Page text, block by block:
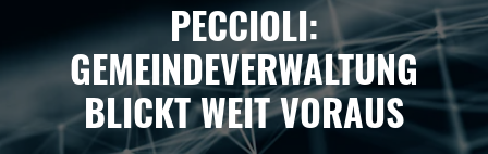
PECCIOLI:
GEMEINDEVERWALTUNG
BLICKT WEIT VORAUS